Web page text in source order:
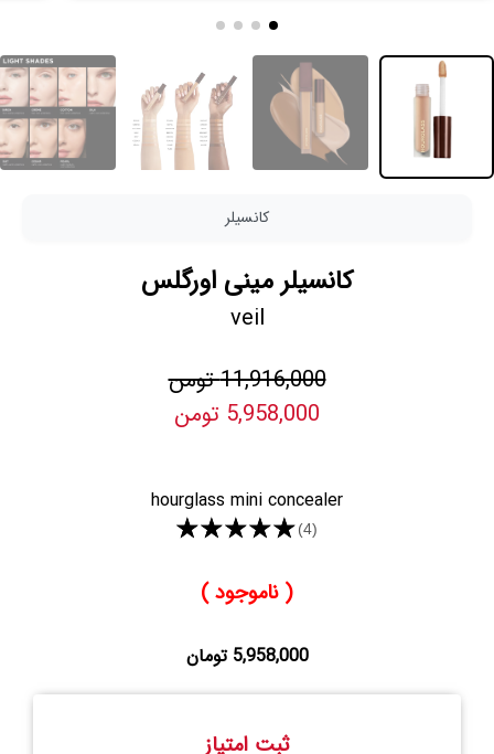
کانسیلر
کانسیلر مینی اورگلس
veil
11,916,000 تومن
5,958,000 تومن
hourglass mini concealer
★★★★★(4)
( ناموجود )
5,958,000 تومان
ثبت امتیاز